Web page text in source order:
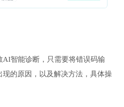
智能诊断，只需要将错误码输
现的原因，以及解决方法，具体操